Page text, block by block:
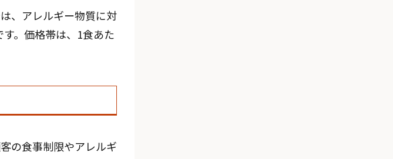
、アレルギー物質に対
。価格帯は、1食あた
の食事制限やアレルギ